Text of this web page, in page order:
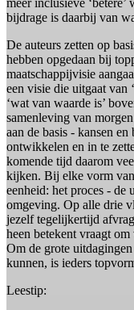
meer inclusieve
bijdrage is daarbij van
De auteurs zetten op
hebben opgedaan bij
maatschappijvisie
een visie die uitgaat van
‘wat van waarde is’
samenleving van
aan de basis - kansen
ontwikkelen en in te
komende tijd daarom
kijken. Bij elke vorm
eenheid: het proces - de
omgeving. Op alle drie
jezelf tegelijkertijd
heen betekent vraagt
Om de grote
kunnen, is ieders
Leestip: